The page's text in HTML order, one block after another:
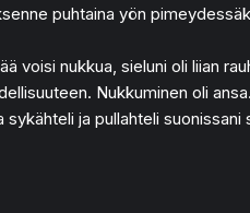
puhtaina yön
voisi nukkua, sieluni oli liian
Nukkuminen oli
ja pullahteli suonissani